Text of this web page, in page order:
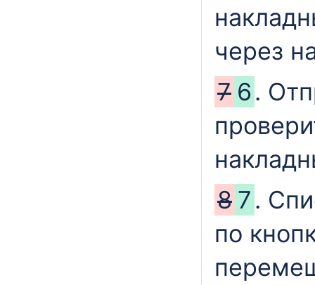
через
7 6.
8 7.
по